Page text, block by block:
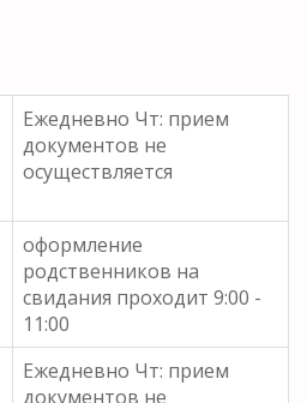
Ежедневно Чт: прием
документов не
осуществляется
оформление
родственников на
свидания проходит 9:00 -
11:00
Ежедневно Чт: прием
документов не